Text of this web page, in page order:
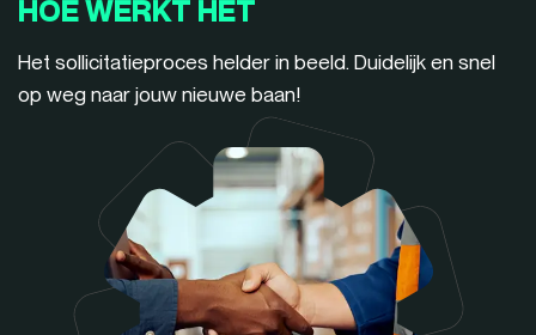
HOE WERKT HET
Het sollicitatieproces helder in beeld. Duidelijk en snel
op weg naar jouw nieuwe baan!